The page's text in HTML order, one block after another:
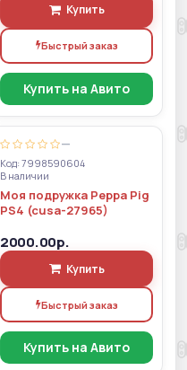
Купить
Быстрый заказ
Купить на Авито
—
Код: 7998590604
В наличии
Моя подружка Peppa Pig
PS4 (cusa-27965)
2000.00р.
Купить
Быстрый заказ
Купить на Авито